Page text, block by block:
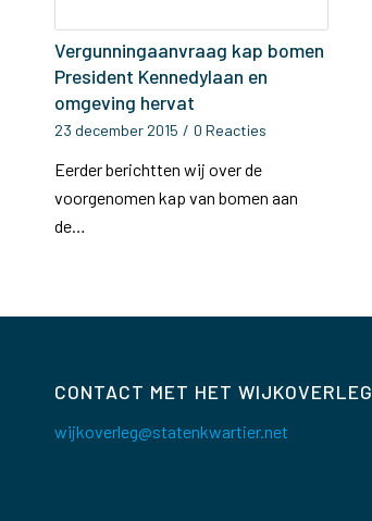
Vergunningaanvraag kap bomen
President Kennedylaan en
omgeving hervat
23 december 2015 / 0 Reacties
Eerder berichtten wij over de
voorgenomen kap van bomen aan
de…
CONTACT MET HET WIJKOVERLEG
wijkoverleg@statenkwartier.net